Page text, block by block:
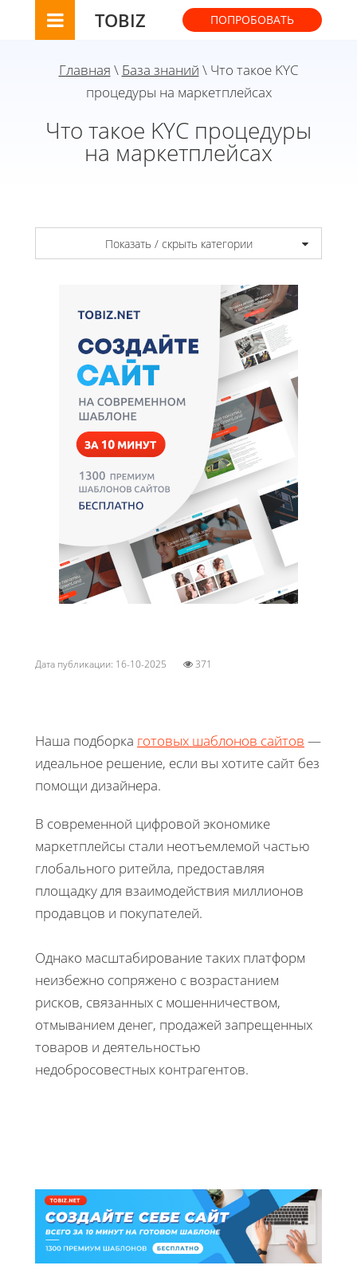
TOBIZ ПОПРОБОВАТЬ
Главная \ База знаний \ Что такое KYC
процедуры на маркетплейсах
Что такое KYC процедуры
на маркетплейсах
Показать / скрыть категории
Дата публикации: 16-10-2025 371
Наша подборка готовых шаблонов сайтов —
идеальное решение, если вы хотите сайт без
помощи дизайнера.
В современной цифровой экономике
маркетплейсы стали неотъемлемой частью
глобального ритейла, предоставляя
площадку для взаимодействия миллионов
продавцов и покупателей.
Однако масштабирование таких платформ
неизбежно сопряжено с возрастанием
рисков, связанных с мошенничеством,
отмыванием денег, продажей запрещенных
товаров и деятельностью
недобросовестных контрагентов.